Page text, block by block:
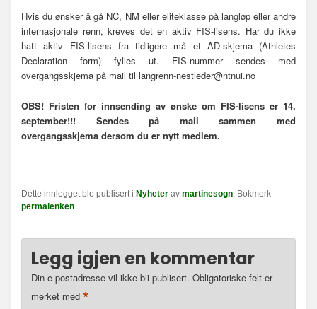
Hvis du ønsker å gå NC, NM eller eliteklasse på langløp eller andre
internasjonale renn, kreves det en aktiv FIS-lisens. Har du ikke
hatt aktiv FIS-lisens fra tidligere må et AD-skjema (Athletes
Declaration form) fylles ut. FIS-nummer sendes med
overgangsskjema på mail til langrenn-nestleder@ntnui.no
OBS! Fristen for innsending av ønske om FIS-lisens er 14.
september!!! Sendes på mail sammen med
overgangsskjema dersom du er nytt medlem.
Dette innlegget ble publisert i Nyheter av martinesogn. Bokmerk
permalenken.
Legg igjen en kommentar
Din e-postadresse vil ikke bli publisert. Obligatoriske felt er
merket med *